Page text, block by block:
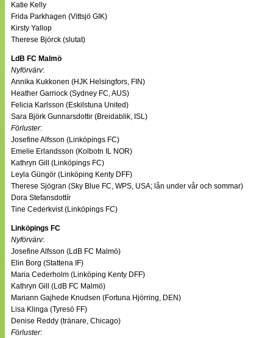
Katie Kelly
Frida Parkhagen (Vittsjö GIK)
Kirsty Yallop
Therese Björck (slutat)
LdB FC Malmö
Nyförvärv:
Annika Kukkonen (HJK Helsingfors, FIN)
Heather Garriock (Sydney FC, AUS)
Felicia Karlsson (Eskilstuna United)
Sara Björk Gunnarsdottir (Breidablik, ISL)
Förluster:
Josefine Alfsson (Linköpings FC)
Emelie Erlandsson (Kolbotn IL NOR)
Kathryn Gill (Linköpings FC)
Leyla Güngör (Linköping Kenty DFF)
Therese Sjögran (Sky Blue FC, WPS, USA; lån under vår och sommar)
Dora Stefansdottír
Tine Cederkvist (Linköpings FC)
Linköpings FC
Nyförvärv:
Josefine Alfsson (LdB FC Malmö)
Elin Borg (Stattena IF)
Maria Cederholm (Linköping Kenty DFF)
Kathryn Gill (LdB FC Malmö)
Mariann Gajhede Knudsen (Fortuna Hjörring, DEN)
Lisa Klinga (Tyresö FF)
Denise Reddy (tränare, Chicago)
Förluster: